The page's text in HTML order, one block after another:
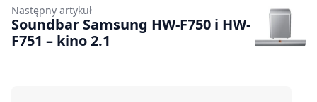
Następny artykuł
Soundbar Samsung HW-F750 i HW-
F751 – kino 2.1